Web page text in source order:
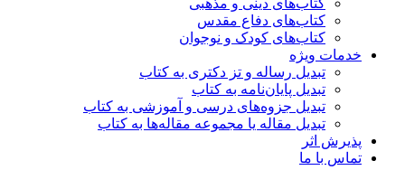
کتاب‌های دفاع مقدس
کتاب‌های کودک و نوجوان
خدمات ویژه
تبدیل رساله و تز دکتری به کتاب
تبدیل پایان‌نامه به کتاب
تبدیل جزوه‌های درسی و آموزشی به کتاب
تبدیل مقاله یا مجموعه مقاله‌ها به کتاب
پذیرش اثر
تماس با ما